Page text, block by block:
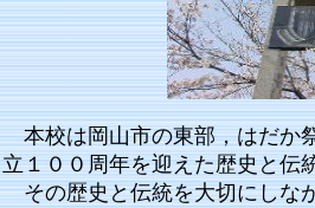
本校は岡山市の東部，はだか
立１００周年を迎えた歴史と伝
その歴史と伝統を大切にしな